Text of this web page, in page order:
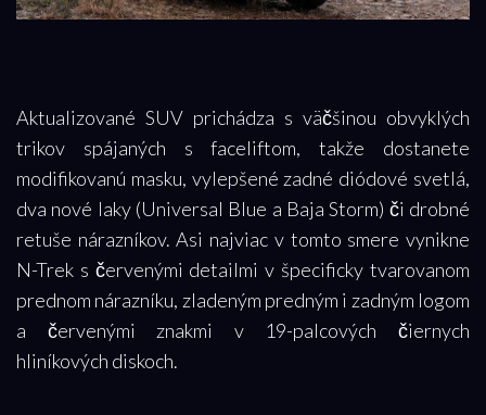
Aktualizované SUV prichádza s väčšinou obvyklých
trikov spájaných s faceliftom, takže dostanete
modifikovanú masku, vylepšené zadné diódové svetlá,
dva nové laky (Universal Blue a Baja Storm) či drobné
retuše nárazníkov. Asi najviac v tomto smere vynikne
N-Trek s červenými detailmi v špecificky tvarovanom
prednom nárazníku, zladeným predným i zadným logom
a červenými znakmi v 19-palcových čiernych
hliníkových diskoch.